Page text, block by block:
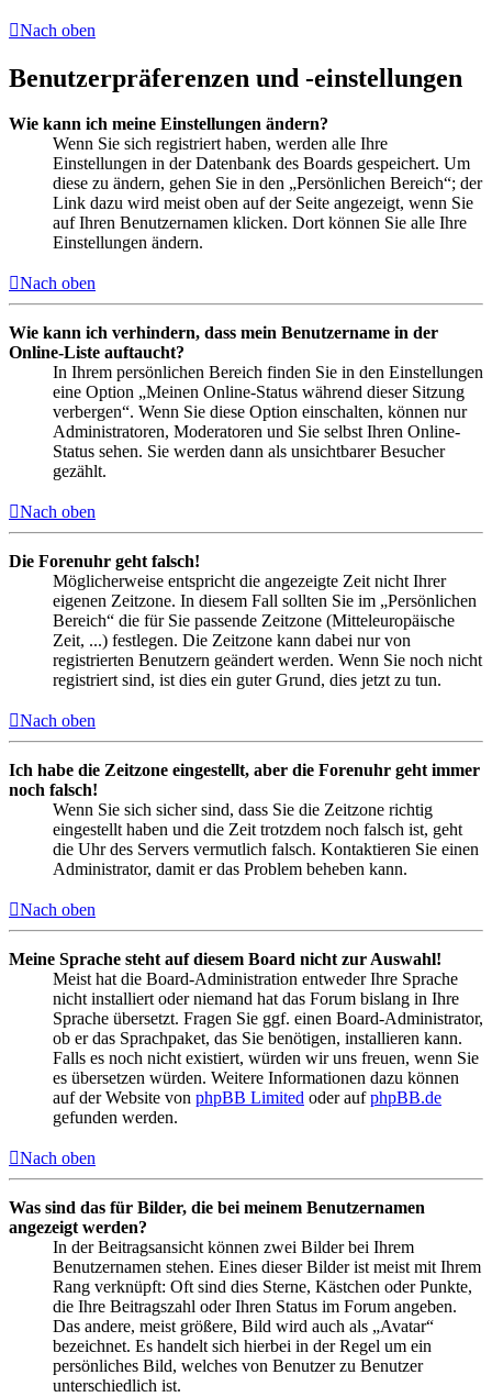
Nach oben
Benutzerpräferenzen und -einstellungen
Wie kann ich meine Einstellungen ändern?
Wenn Sie sich registriert haben, werden alle Ihre
Einstellungen in der Datenbank des Boards gespeichert. Um
diese zu ändern, gehen Sie in den „Persönlichen Bereich“; der
Link dazu wird meist oben auf der Seite angezeigt, wenn Sie
auf Ihren Benutzernamen klicken. Dort können Sie alle Ihre
Einstellungen ändern.
Nach oben
Wie kann ich verhindern, dass mein Benutzername in der
Online-Liste auftaucht?
In Ihrem persönlichen Bereich finden Sie in den Einstellungen
eine Option „Meinen Online-Status während dieser Sitzung
verbergen“. Wenn Sie diese Option einschalten, können nur
Administratoren, Moderatoren und Sie selbst Ihren Online-
Status sehen. Sie werden dann als unsichtbarer Besucher
gezählt.
Nach oben
Die Forenuhr geht falsch!
Möglicherweise entspricht die angezeigte Zeit nicht Ihrer
eigenen Zeitzone. In diesem Fall sollten Sie im „Persönlichen
Bereich“ die für Sie passende Zeitzone (Mitteleuropäische
Zeit, ...) festlegen. Die Zeitzone kann dabei nur von
registrierten Benutzern geändert werden. Wenn Sie noch nicht
registriert sind, ist dies ein guter Grund, dies jetzt zu tun.
Nach oben
Ich habe die Zeitzone eingestellt, aber die Forenuhr geht immer
noch falsch!
Wenn Sie sich sicher sind, dass Sie die Zeitzone richtig
eingestellt haben und die Zeit trotzdem noch falsch ist, geht
die Uhr des Servers vermutlich falsch. Kontaktieren Sie einen
Administrator, damit er das Problem beheben kann.
Nach oben
Meine Sprache steht auf diesem Board nicht zur Auswahl!
Meist hat die Board-Administration entweder Ihre Sprache
nicht installiert oder niemand hat das Forum bislang in Ihre
Sprache übersetzt. Fragen Sie ggf. einen Board-Administrator,
ob er das Sprachpaket, das Sie benötigen, installieren kann.
Falls es noch nicht existiert, würden wir uns freuen, wenn Sie
es übersetzen würden. Weitere Informationen dazu können
auf der Website von phpBB Limited oder aufphpBB.de
gefunden werden.
Nach oben
Was sind das für Bilder, die bei meinem Benutzernamen
angezeigt werden?
In der Beitragsansicht können zwei Bilder bei Ihrem
Benutzernamen stehen. Eines dieser Bilder ist meist mit Ihrem
Rang verknüpft: Oft sind dies Sterne, Kästchen oder Punkte,
die Ihre Beitragszahl oder Ihren Status im Forum angeben.
Das andere, meist größere, Bild wird auch als „Avatar“
bezeichnet. Es handelt sich hierbei in der Regel um ein
persönliches Bild, welches von Benutzer zu Benutzer
unterschiedlich ist.